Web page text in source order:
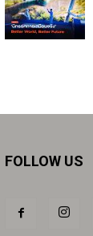
FOLLOW US